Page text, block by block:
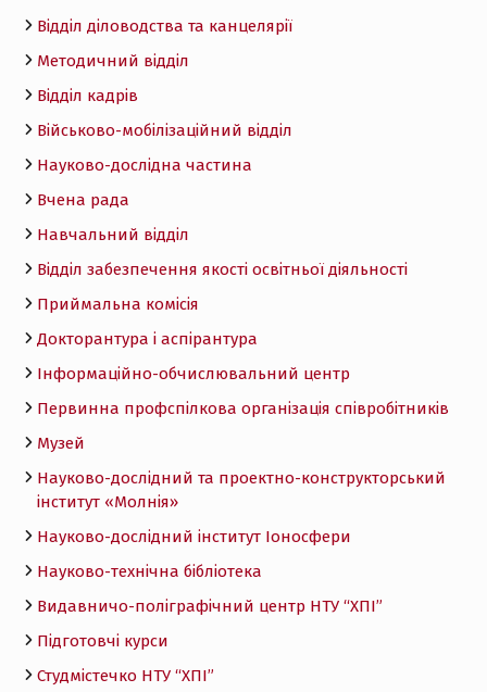
Відділ діловодства та канцелярії
Методичний відділ
Відділ кадрів
Військово-мобілізаційний відділ
Науково-дослідна частина
Вчена рада
Навчальний відділ
Відділ забезпечення якості освітньої діяльності
Приймальна комісія
Докторантура і аспірантура
Інформаційно-обчислювальний центр
Первинна профспілкова організація співробітників
Музей
Науково-дослідний та проектно-конструкторський
інститут «Молнія»
Науково-дослідний інститут Іоносфери
Науково-технічна бібліотека
Видавничо-поліграфічний центр НТУ “ХПІ”
Підготовчі курси
Студмістечко НТУ “ХПІ”